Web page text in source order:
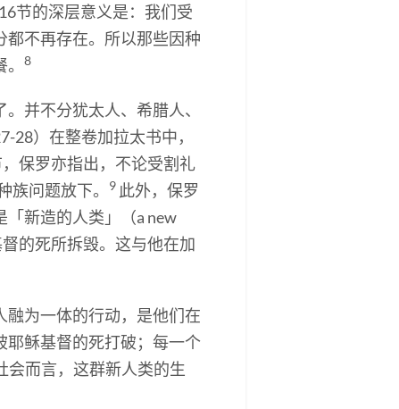
节的深层意义是：我们受
不再存在。所以那些因种
8
并不分犹太人、希腊人、
28）在整卷加拉太书中，
保罗亦指出，不论受割礼
问题放下。
9 此外，保罗
新造的人类」（a new
的死所拆毁。这与他在加
为一体的行动，是他们在
耶稣基督的死打破；每一个
会而言，这群新人类的生